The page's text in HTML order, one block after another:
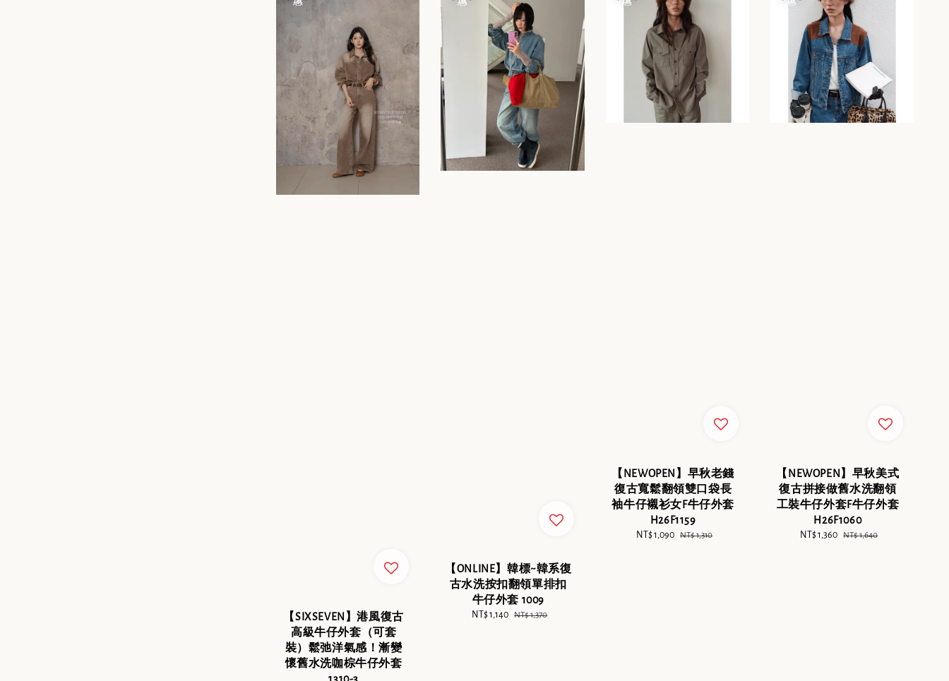
【SIXSEVEN】港風復古
高級牛仔外套（可套
裝）鬆弛洋氣感！漸變
懷舊水洗咖棕牛仔外套
【ONLINE】韓標~韓系復
古水洗按扣翻領單排扣
牛仔外套 1009
Sale
NT$ 1,140 Regular
NT$ 1,370
【NEWOPEN】早秋老錢
復古寬鬆翻領雙口袋長
袖牛仔襯衫女F牛仔外套
H26F1159
Sale
NT$ 1,090 Regular
NT$ 1,310
【NEWOPEN】早秋美式
復古拼接做舊水洗翻領
工裝牛仔外套F牛仔外套
H26F1060
Sale
NT$ 1,360 Regular
NT$ 1,640